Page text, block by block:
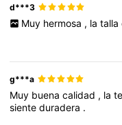
d***3
Muy hermosa , la talla
g***a
Muy buenacalidad , la
sienteduradera .